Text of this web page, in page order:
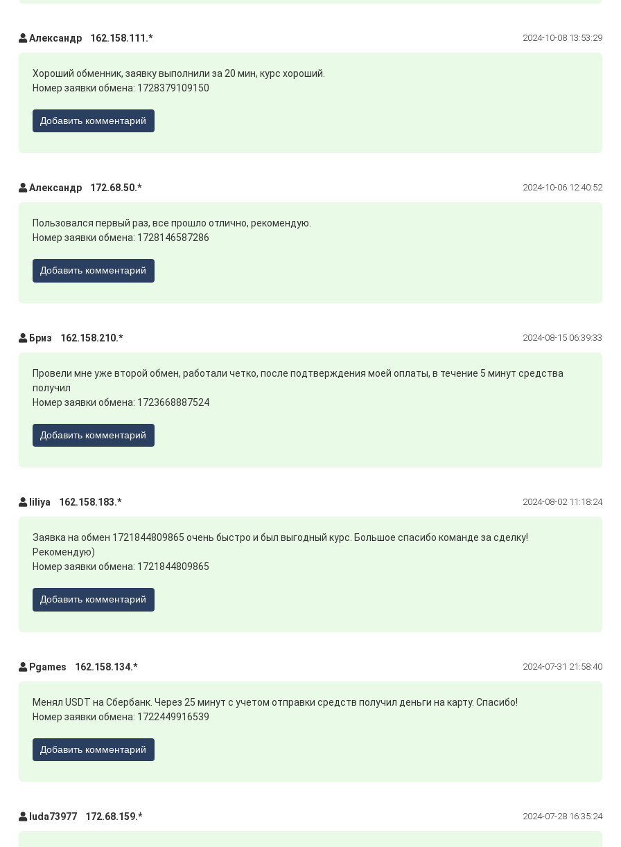
Александр 162.158.111.* 2024-10-08 13:53:29
Хороший обменник, заявку выполнили за 20 мин, курс хороший.
Номер заявки обмена: 1728379109150
Добавить комментарий
Александр 172.68.50.* 2024-10-06 12:40:52
Пользовался первый раз, все прошло отлично, рекомендую.
Номер заявки обмена: 1728146587286
Добавить комментарий
Бриз 162.158.210.* 2024-08-15 06:39:33
Провели мне уже второй обмен, работали четко, после подтверждения моей оплаты, в течение 5 минут средства
получил
Номер заявки обмена: 1723668887524
Добавить комментарий
liliya 162.158.183.* 2024-08-02 11:18:24
Заявка на обмен 1721844809865 очень быстро и был выгодный курс. Большое спасибо команде за сделку!
Рекомендую)
Номер заявки обмена: 1721844809865
Добавить комментарий
Pgames 162.158.134.* 2024-07-31 21:58:40
Менял USDT на Сбербанк. Через 25 минут с учетом отправки средств получил деньги на карту. Спасибо!
Номер заявки обмена: 1722449916539
Добавить комментарий
luda73977 172.68.159.* 2024-07-28 16:35:24